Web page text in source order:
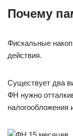
Почему
Фискальные
действия.
Существует два
ФН нужно
налогообложения